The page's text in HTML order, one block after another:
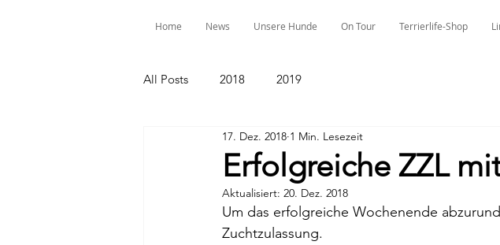
Home News Unsere Hunde On Tour Terrierlife-Shop
All Posts 2018 2019
Erfolgreiche ZZL
17. Dez. 2018 1 Min. Lesezeit
Aktualisiert: 20. Dez. 2018
Um das erfolgreiche Wochenende
Zuchtzulassung.